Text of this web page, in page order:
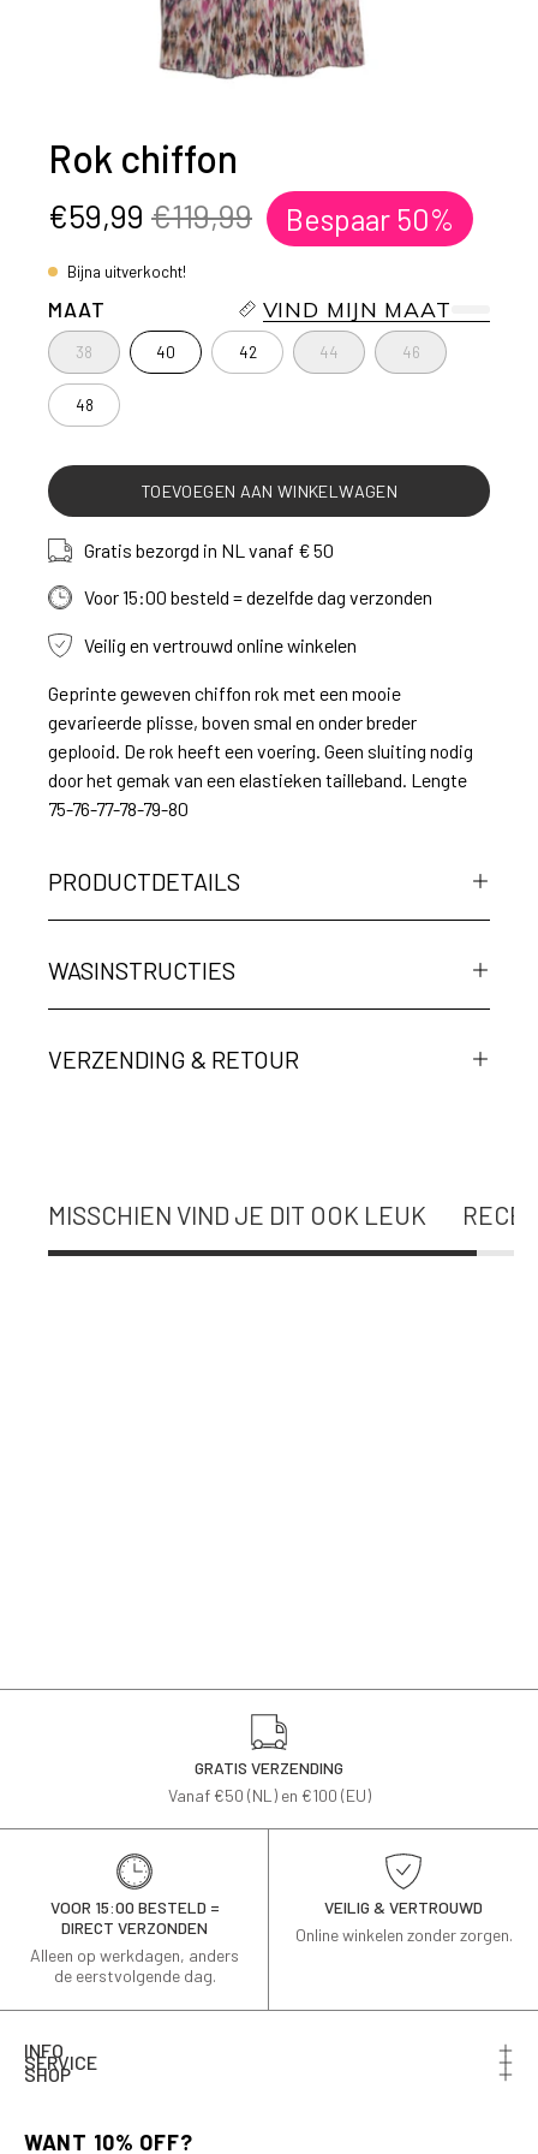
Rok chiffon
€59,99 €119,99 Bespaar 50%
Bijna uitverkocht!
MAAT VIND MIJN MAAT
38 40 42 44 46
48
TOEVOEGEN AAN WINKELWAGEN
Gratis bezorgd in NL vanaf € 50
Voor 15:00 besteld = dezelfde dag verzonden
Veilig en vertrouwd online winkelen
Geprinte geweven chiffon rok met een mooie
gevarieerde plisse, boven smal en onder breder
geplooid. De rok heeft een voering. Geen sluiting nodig
door het gemak van een elastieken tailleband. Lengte
75-76-77-78-79-80
PRODUCTDETAILS
WASINSTRUCTIES
VERZENDING & RETOUR
MISSCHIEN VIND JE DIT OOK LEUK
GRATIS VERZENDING
Vanaf €50 (NL) en €100 (EU)
VOOR 15:00 BESTELD =
DIRECT VERZONDEN
Alleen op werkdagen, anders
de eerstvolgende dag.
VEILIG & VERTROUWD
Online winkelen zonder zorgen.
INFO
SERVICE
SHOP